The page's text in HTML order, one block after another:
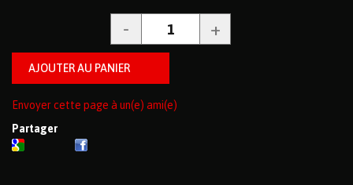
Envoyer cette page à un(e) ami(e)
Partager